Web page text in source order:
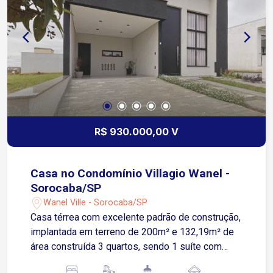
R$ 930.000,00 V
Casa no Condomínio Villagio Wanel -
Sorocaba/SP
Wanel Ville - Sorocaba/SP
Casa térrea com excelente padrão de construção,
implantada em terreno de 200m² e 132,19m² de
área construída 3 quartos, sendo 1 suíte com